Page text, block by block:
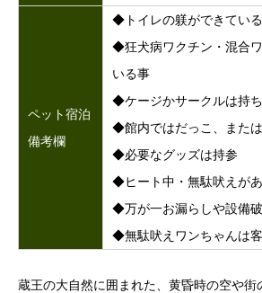
ペット宿泊
備考欄
◆トイレの躾ができてい
◆狂犬病ワクチン・混合
いる事
◆ケージかサークルは持
◆館内ではだっこ、また
◆必要なグッズは持参
◆ヒート中・無駄吠えが
◆万が一お漏らしや設備
◆無駄吠えワンちゃんは
蔵王の大自然に囲まれた、黄昏時の空や街